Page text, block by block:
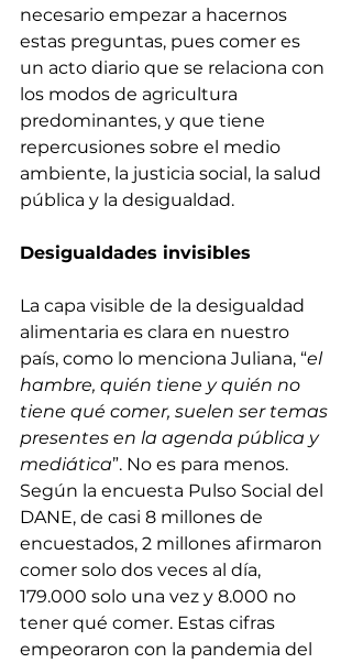
necesario empezar a hacernos
estas preguntas, pues comer es
un acto diario que se relaciona con
los modos de agricultura
predominantes, y que tiene
repercusiones sobre el medio
ambiente, la justicia social, la salud
pública y la desigualdad.
Desigualdades invisibles
La capa visible de la desigualdad
alimentaria es clara en nuestro
país, como lo menciona Juliana, “el
hambre, quién tiene y quién no
tiene qué comer, suelen ser temas
presentes en la agenda pública y
mediática”. No es para menos.
Según la encuesta Pulso Social del
DANE, de casi 8 millones de
encuestados, 2 millones afirmaron
comer solo dos veces al día,
179.000 solo una vez y 8.000 no
tener qué comer. Estas cifras
empeoraron con la pandemia del